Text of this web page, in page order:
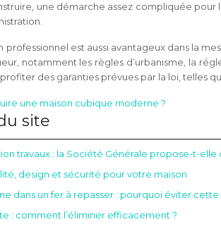
une démarche assez compliquée
professionnel est aussi avantageux dans la
notamment les règles d’urbanisme, la
des garanties prévues par la loi, telles
une maison cubique moderne ?
site
travaux : la Société Générale propose-t-elle
design et sécurité pour votre maison
dans un fer à repasser : pourquoi éviter cette
: comment l’éliminer efficacement ?